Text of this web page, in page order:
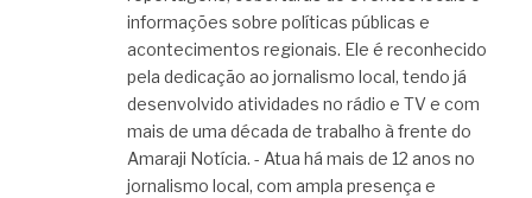
informações sobre políticas públicas e
acontecimentos regionais. Ele é reconhecido
pela dedicação ao jornalismo local, tendo já
desenvolvido atividades no rádio e TV e com
mais de uma década de trabalho à frente do
Amaraji Notícia. - Atua há mais de 12 anos no
jornalismo local, com ampla presença e